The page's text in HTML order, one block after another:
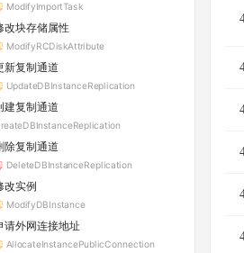
ModifyImportTask
改块存储属性
ModifyRCDiskAttribute
新复制通道
UpdateDBInstanceReplication
建复制通道
除复制通道
DeleteDBInstanceReplication
改实例
ModifyDBInstance
请外网连接地址
AllocateInstancePublicConnection